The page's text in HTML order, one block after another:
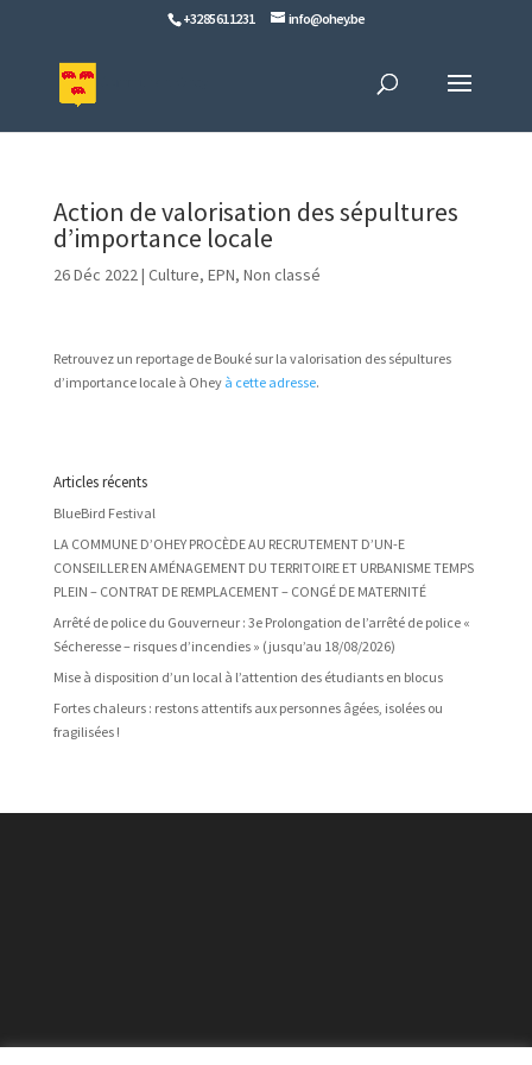
+32 85 61 12 31 info@ohey.be
Action de valorisation des sépultures
d’importance locale
26 Déc 2022| Culture, EPN, Non classé
Retrouvez un reportage de Bouké sur la valorisation des sépultures
d’importance locale à Ohey à cette adresse.
Articles récents
BlueBird Festival
LA COMMUNE D’OHEY PROCÈDE AU RECRUTEMENT D’UN-E
CONSEILLER EN AMÉNAGEMENT DU TERRITOIRE ET URBANISME TEMPS
PLEIN – CONTRAT DE REMPLACEMENT – CONGÉ DE MATERNITÉ
Arrêté de police du Gouverneur : 3e Prolongation de l’arrêté de police «
Sécheresse – risques d’incendies » (jusqu’au 18/08/2026)
Mise à disposition d’un local à l’attention des étudiants en blocus
Fortes chaleurs : restons attentifs aux personnes âgées, isolées ou
fragilisées !